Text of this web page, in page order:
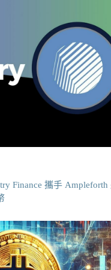
Finance 攜手 Ampleforth